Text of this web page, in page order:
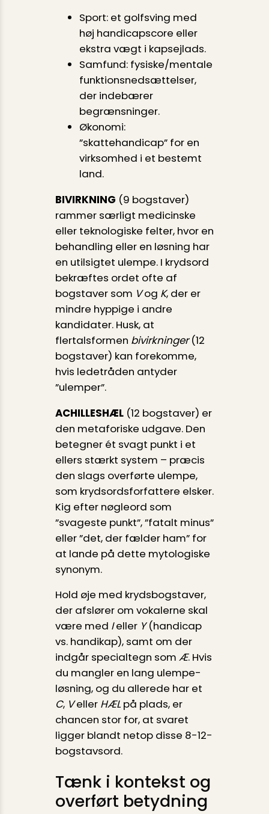
Sport: et golfsving med
høj handicap­score eller
ekstra vægt i kapsejlads.
Samfund: fysiske/mentale
funktionsnedsættelser,
der indebærer
begrænsninger.
Økonomi:
”skattehandicap” for en
virksomhed i et bestemt
land.
BIVIRKNING (9 bogstaver)
rammer særligt medicinske
eller teknologiske felter, hvor en
behandling eller en løsning har
en utilsigtet ulempe. I krydsord
bekræftes ordet ofte af
bogstaver som Vog K, der er
mindre hyppige i andre
kandidater. Husk, at
flertalsformen bivirkninger(12
bogstaver) kan forekomme,
hvis ledetråden antyder
”ulemper”.
ACHILLESHÆL(12 bogstaver) er
den metaforiske udgave. Den
betegner ét svagt punkt i et
ellers stærkt system – præcis
den slags overførte ulempe,
som krydsordsforfattere elsker.
Kig efter nøgleord som
”svageste punkt”, ”fatalt minus”
eller ”det, der fælder ham” for
at lande på dette mytologiske
synonym.
Hold øje med krydsbogstaver,
der afslører om vokalerne skal
være med Ieller Y(handicap
vs. handikap), samt om der
indgår specialtegn som Æ. Hvis
du mangler en lang ulempe­-
løsning, og du allerede har et
C, Veller HÆLpå plads, er
chancen stor for, at svaret
ligger blandt netop disse 8-12-
bogstavsord.
Tænk i kontekst og
overført betydning